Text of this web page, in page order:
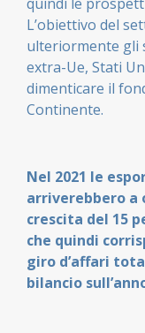
L’obiettivo del
ulteriormente gli
extra-Ue, Stati
dimenticare il
Continente.
Nel 2021 le
arriverebbero a
crescita del 15
che quindi
giro d’affari
bilancio sull’